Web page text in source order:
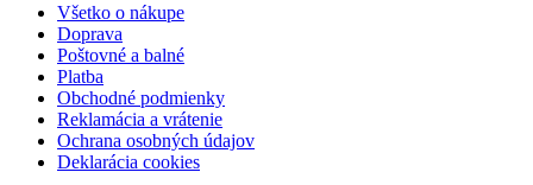
Všetko o nákupe
Doprava
Poštovné a balné
Platba
Obchodné podmienky
Reklamácia a vrátenie
Ochrana osobných údajov
Deklarácia cookies